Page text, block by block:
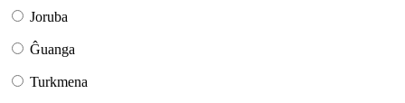
Joruba
Ĝuanga
Turkmena